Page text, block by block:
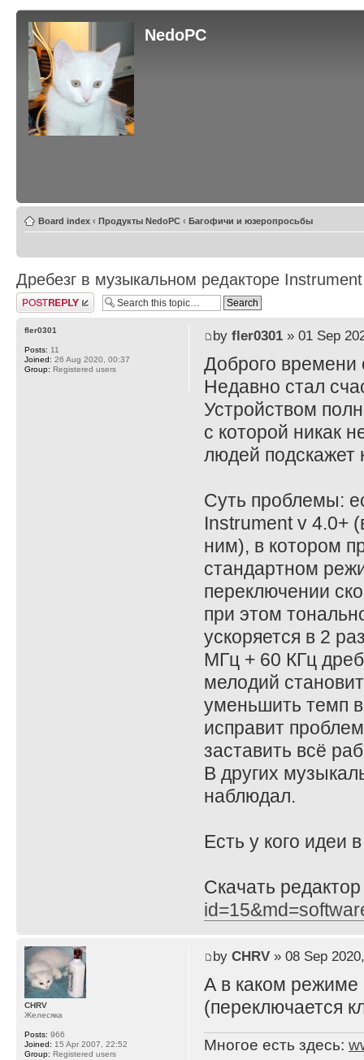
NedoPC
Board index ‹ Продукты NedoPC ‹ Багофичи и юзеропросьбы
Дребезг в музыкальном редакторе
Post a reply
by fler0301» 01 Sep
Доброго времени
Недавно стал
Устройством
с которой никак
людей подскажет
Суть проблемы:
Instrument v 4.0+
ним), в котором
стандартном
переключении
при этом
ускоряется в 2
МГц + 60 КГц
мелодий
уменьшить темп
исправит
заставить всё
В других
наблюдал.
Есть у кого идеи
Скачать
fler0301
Posts: 11
Joined: 26 Aug 2020, 00:37
Group: Registered users
by CHRV» 08 Sep
А в каком режиме
(переключается
Многое есть здесь:
CHRV
Желесяка
Posts: 966
Joined: 15 Apr 2007, 22:52
Group: Registered users